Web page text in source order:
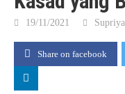
19/11/2021
Share on facebook